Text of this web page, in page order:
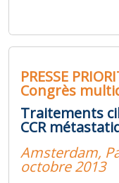
PRESSE
Congrès
Traitements
CCR
Amsterdam,
octobre 2013